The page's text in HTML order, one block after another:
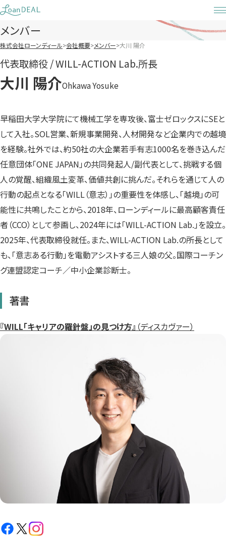
Skip
to
content
メンバー
株式会社ローンディール 会社概要 メンバー 大川 陽介
代表取締役 / WILL-ACTION Lab.所長
大川 陽介Ohkawa Yosuke
早稲田大学大学院にて機械工学を専攻後、富士ゼロックスにSEと
して入社。SOL営業、新規事業開発、人材開発など企業内での越境
を経験。社外では、約50社の大企業若手有志1000名を巻き込んだ
任意団体「ONE JAPAN」の共同発起人/副代表として、挑戦する個
人の覚醒、組織風土変革、価値共創に挑んだ。それらを通じて人の
行動の起点となる「WILL（意志）」の重要性を体感し、「越境」の可
能性に共鳴したことから、2018年、ローンディールに最高顧客責任
者（CCO）として参画し、2024年には「WILL-ACTION Lab.」を設立。
2025年、代表取締役就任。また、WILL-ACTION Lab.の所長として
も、「意志ある行動」を電動アシストする三人娘の父。国際コーチン
グ連盟認定コーチ／中小企業診断士。
著書
『WILL「キャリアの羅針盤」の見つけ方』 （ディスカヴァー）
Facebook（新
X（新Instagram（新